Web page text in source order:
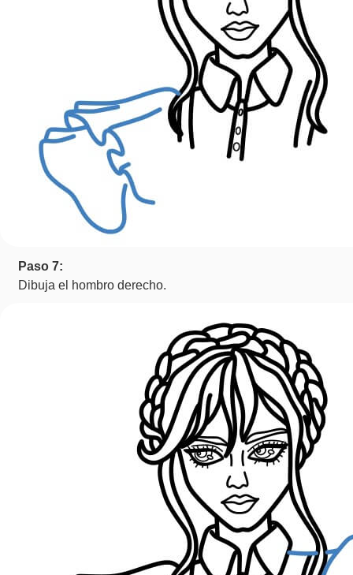
Paso 7:
Dibuja el hombro derecho.